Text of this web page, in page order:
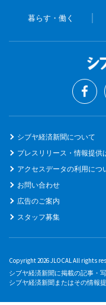
暮らす・働く
シブヤ経済新聞について
プレスリリース・情報提供
アクセスデータの利用につ
お問い合わせ
広告のご案内
スタッフ募集
Copyright 2026 JLOCAL All rights
シブヤ経済新聞に掲載の記事・
シブヤ経済新聞またはその情報